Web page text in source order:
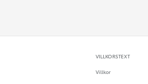
VILLKORSTEXT
Villkor